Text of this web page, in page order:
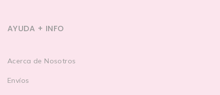
AYUDA + INFO
Acerca de Nosotros
Envíos